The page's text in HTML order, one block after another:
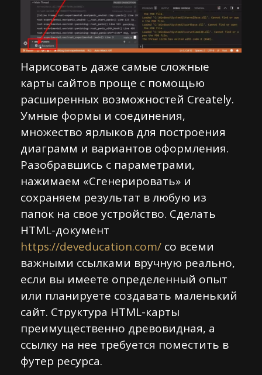
Нарисовать даже самые сложные
карты сайтов проще с помощью
расширенных возможностей Creately.
Умные формы и соединения,
множество ярлыков для построения
диаграмм и вариантов оформления.
Разобравшись с параметрами,
нажимаем «Сгенерировать» и
сохраняем результат в любую из
папок на свое устройство. Сделать
HTML-документ
https://deveducation.com/ со всеми
важными ссылками вручную реально,
если вы имеете определенный опыт
или планируете создавать маленький
сайт. Структура HTML-карты
преимущественно древовидная, а
ссылку на нее требуется поместить в
футер ресурса.